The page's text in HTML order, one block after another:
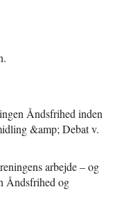
Åndsfrihed inden
&amp; Debat v.
arbejde – og
Åndsfrihed og